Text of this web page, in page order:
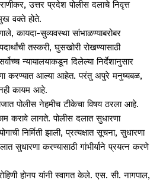
उत्तर प्रदेश पोलीस दलाचे निवृत्त
वक्ते होते.
कायदा-सुव्यवस्था सांभाळण्याबरोबर
तस्करी, घुसखोरी रोखण्यासाठी
न्यायालयाकडून दिलेल्या निर्देशानुसार
करण्यात आल्या आहेत. परंतु अपुरे मनुष्यबळ,
कायम आहे.
पोलीस नेहमीच टीकेचा विषय ठरला आहे.
करावे लागते. पोलीस दलात सुधारणा
निर्मिती झाली, प्रत्यक्षात सूचना, सुधारणा
सुधारणा करण्यासाठी गांभीर्याने प्रयत्न करणे
रोहिणी होनप यांनी स्वागत केले. एस. सी. नागपाल,